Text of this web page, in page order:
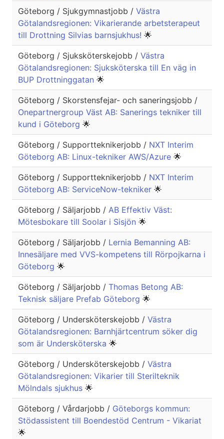
Göteborg / Sjukgymnastjobb / Västra
Götalandsregionen: Vikarierande arbetsterapeut
till Drottning Silvias barnsjukhus! 🌟
Göteborg / Sjuksköterskejobb / Västra
Götalandsregionen: Sjuksköterska till En väg in
BUP Drottninggatan 🌟
Göteborg / Skorstensfejar- och saneringsjobb /
Onepartnergroup Väst AB: Sanerings tekniker till
kund i Göteborg 🌟
Göteborg / Supportteknikerjobb / NXT Interim
Göteborg AB: Linux-tekniker AWS/Azure 🌟
Göteborg / Supportteknikerjobb / NXT Interim
Göteborg AB: ServiceNow-tekniker 🌟
Göteborg / Säljarjobb / AB Effektiv Väst:
Mötesbokare till Soolar i Sisjön 🌟
Göteborg / Säljarjobb / Lernia Bemanning AB:
Innesäljare med VVS-kompetens till Rörpojkarna i
Göteborg 🌟
Göteborg / Säljarjobb / Thomas Betong AB:
Teknisk säljare Prefab Göteborg 🌟
Göteborg / Undersköterskejobb / Västra
Götalandsregionen: Barnhjärtcentrum söker dig
som är Undersköterska 🌟
Göteborg / Undersköterskejobb / Västra
Götalandsregionen: Vikarier till Sterilteknik
Mölndals sjukhus 🌟
Göteborg / Vårdarjobb / Göteborgs kommun:
Stödassistent till Boendestöd Centrum - Vikariat
🌟